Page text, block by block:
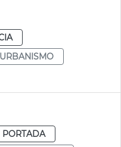
URBANISMO
PORTADA